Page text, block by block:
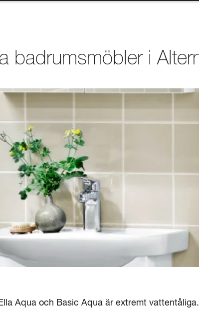
badrumsmöbler i
Aqua och Basic Aqua är extremt vattentåliga.